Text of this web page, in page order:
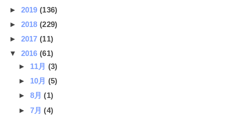
► 2019(136)
► 2018(229)
► 2017(11)
▼ 2016(61)
► 11月 (3)
► 10月 (5)
► 8月(1)
► 7月(4)